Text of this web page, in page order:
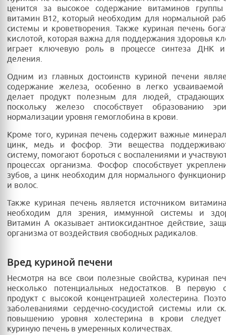
ценится за высокое содержание витаминов
витамин B12, который необходим для нормальной
системы и кроветворения. Также куриная печень
кислотой, которая важна для поддержания здоровья
играет ключевую роль в процессе синтеза ДНК и
деления.
Одним из главных достоинств куриной печени
содержание железа, особенно в легко
делает продукт полезным для людей,
поскольку железо способствует образованию
нормализации уровня гемоглобина в крови.
Кроме того, куриная печень содержит важные
цинк, медь и фосфор. Эти вещества
систему, помогают бороться с воспалениями и
процессах организма. Фосфор способствует
зубов, а цинк необходим для нормального
и волос.
Также куриная печень является источником
необходим для зрения, иммунной системы и
Витамин A оказывает антиоксидантное действие,
организма от воздействия свободных радикалов.
Вред куриной печени
Несмотря на все свои полезные свойства, куриная
несколько потенциальных недостатков. В первую
продукт с высокой концентрацией холестерина.
заболеваниями сердечно-сосудистой системы или
повышению уровня холестерина в крови следует
куриную печень в умеренных количествах.